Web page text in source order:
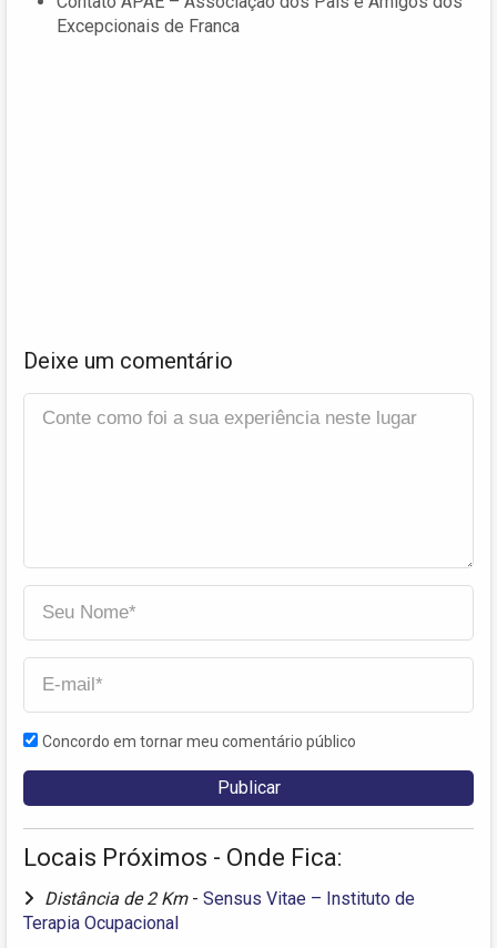
Excepcionais de Franca
Deixe um comentário
Concordo em tornar meu comentário público
Locais Próximos - Onde Fica:
Distância de 2 Km - Sensus Vitae – Instituto de
Terapia Ocupacional